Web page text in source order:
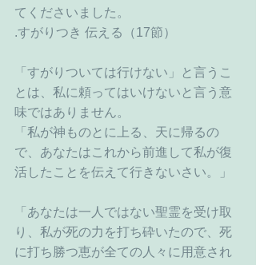
てくださいました。
.すがりつき 伝える（17節）
「すがりついては行けない」と言うこ
とは、私に頼ってはいけないと言う意
味ではありません。
「私が神ものとに上る、天に帰るの
で、あなたはこれから前進して私が復
活したことを伝えて行きないさい。」
「あなたは一人ではない聖霊を受け取
り、私が死の力を打ち砕いたので、死
に打ち勝つ恵が全ての人々に用意され